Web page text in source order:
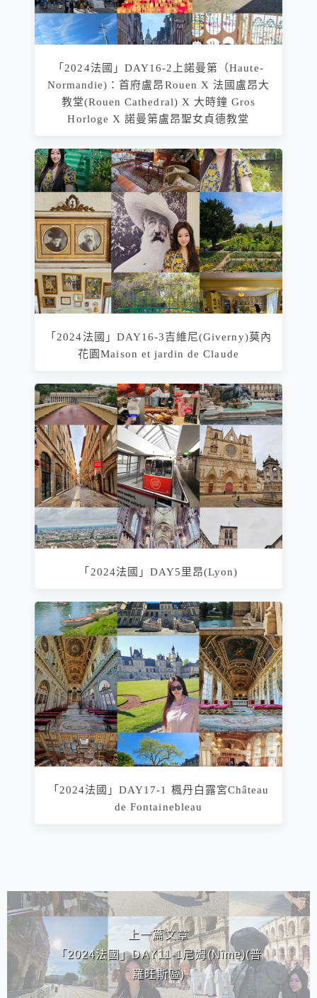
「2024法國」DAY16-2上諾曼第（Haute-
Normandie)：首府盧昂Rouen X 法國盧昂大
教堂(Rouen Cathedral) X 大時鐘 Gros
Horloge X 諾曼第盧昂聖女貞德教堂
「2024法國」DAY16-3吉維尼(Giverny)莫內
花園Maison et jardin de Claude
「2024法國」DAY5里昂(Lyon)
「2024法國」DAY17-1 楓丹白露宮Château
de Fontainebleau
相連文章
上一篇文章
「2024法國」DAY11-1尼姆(Nîme)(普
羅旺斯區)